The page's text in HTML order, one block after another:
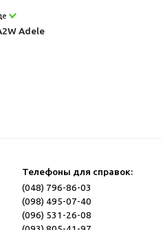
Adele
Телефоны для справок:
(048) 796-86-03
(098) 495-07-40
(096) 531-26-08